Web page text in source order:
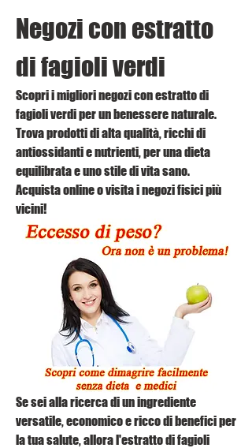
Negozi con estratto
di fagioli verdi
Scopri i migliori negozi con estratto di
fagioli verdi per un benessere naturale.
Trova prodotti di alta qualità, ricchi di
antiossidanti e nutrienti, per una dieta
equilibrata e uno stile di vita sano.
Acquista online o visita i negozi fisici più
vicini!
Se sei alla ricerca di un ingrediente
versatile, economico e ricco di benefici per
la tua salute, allora l'estratto di fagioli